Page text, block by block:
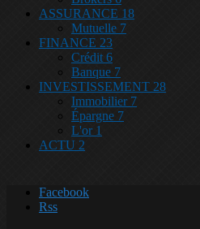
ASSURANCE 18
Mutuelle 7
FINANCE 23
Crédit 6
Banque 7
INVESTISSEMENT 28
Immobilier 7
Épargne 7
L'or 1
ACTU 2
Facebook
Rss